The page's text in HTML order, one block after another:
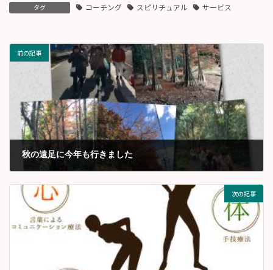
タグ コーチング スピリチュアル サービス
前の記事
秋の遠足に今年も行きました
2017年11月
次の記事